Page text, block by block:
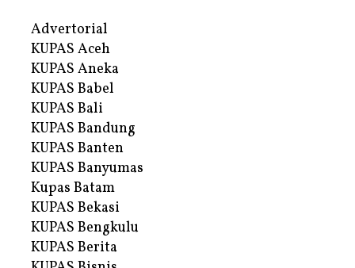
Advertorial
KUPAS Aceh
KUPAS Aneka
KUPAS Babel
KUPAS Bali
KUPAS Bandung
KUPAS Banten
KUPAS Banyumas
Kupas Batam
KUPAS Bekasi
KUPAS Bengkulu
KUPAS Berita